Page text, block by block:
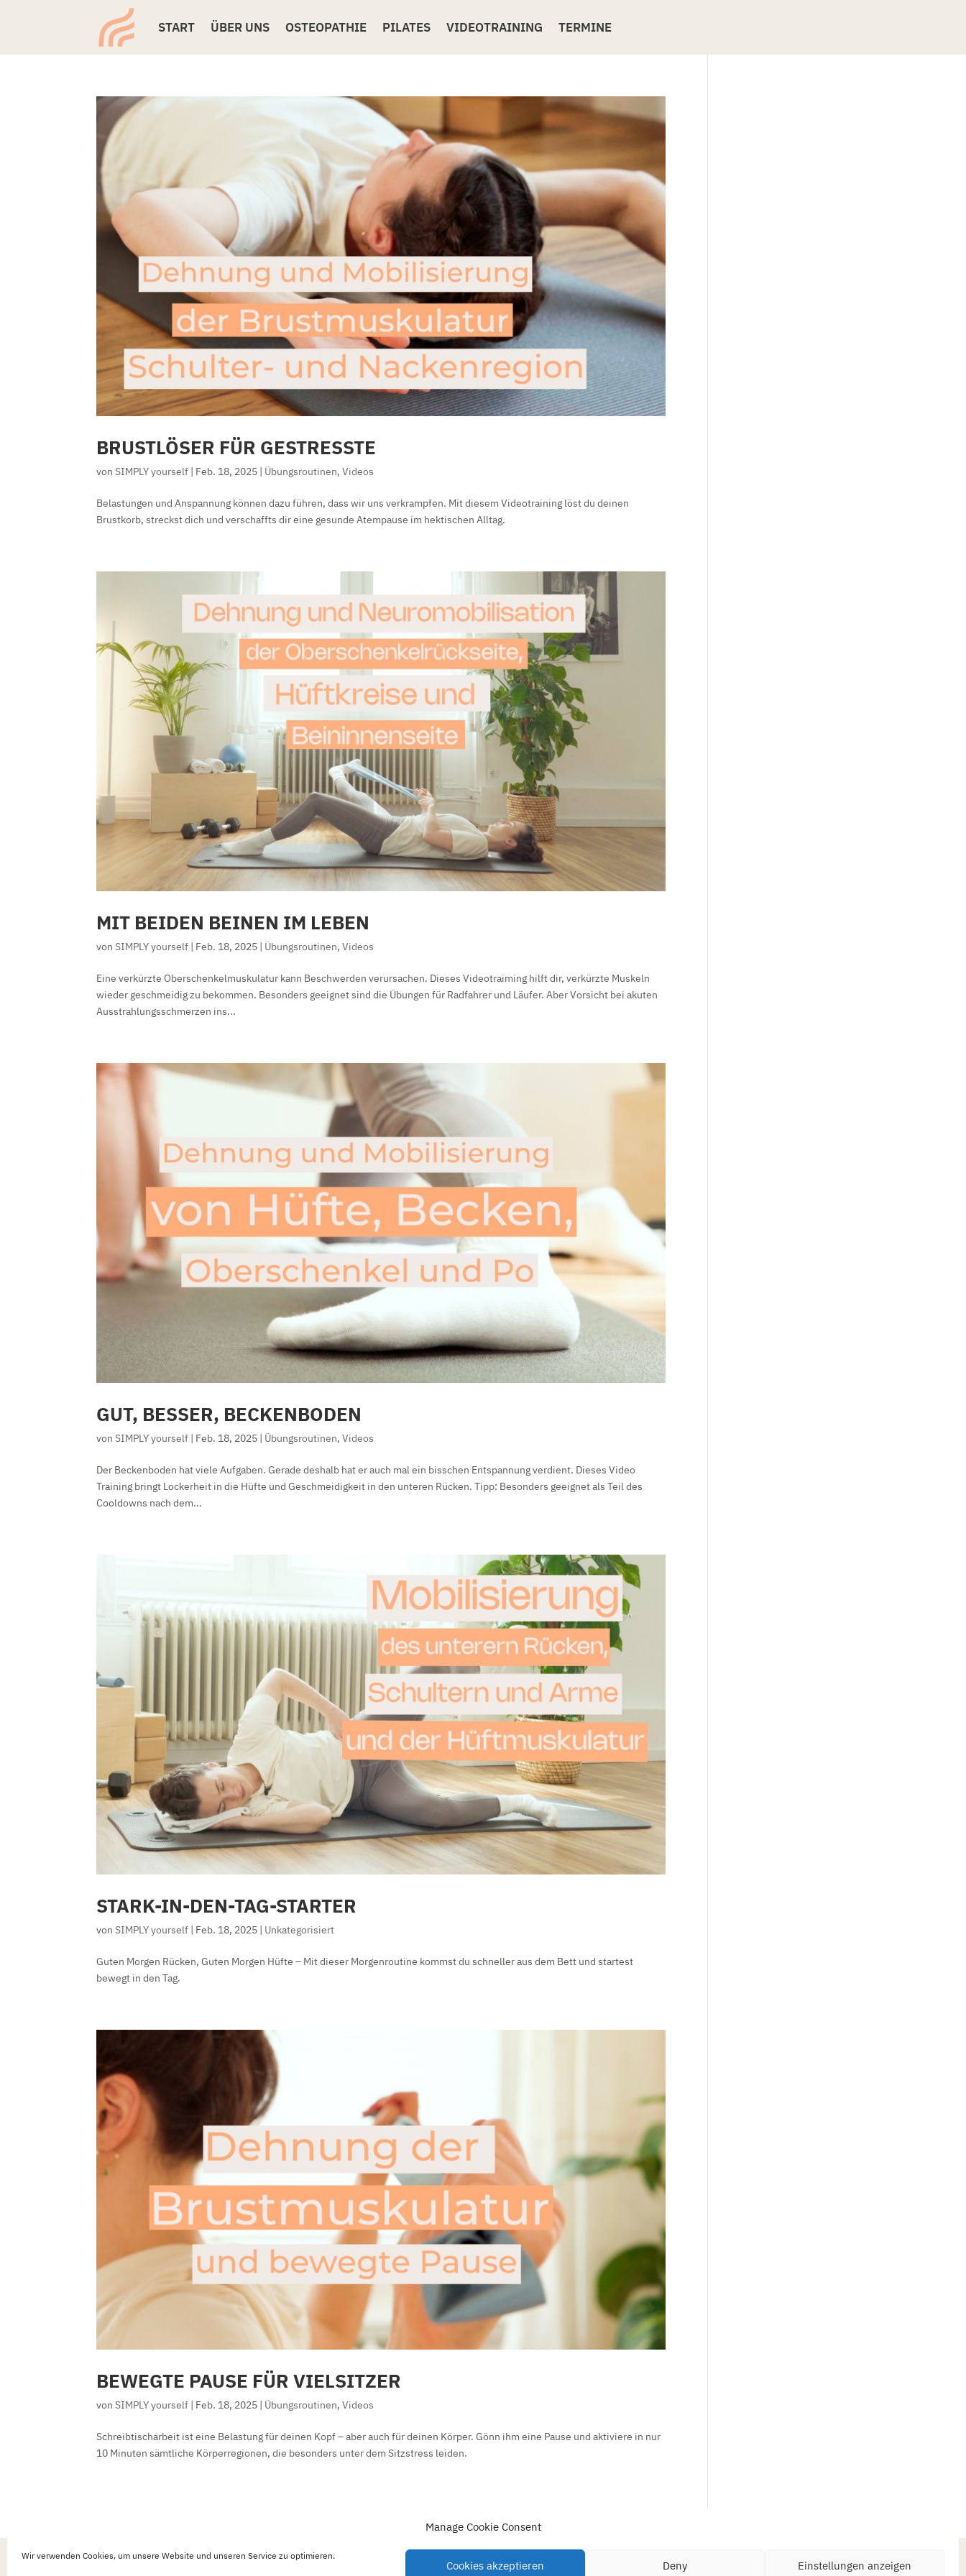
Manage Cookie Consent
Wir verwenden Cookies, um unsere Website und unseren Service zu optimieren.
Cookies akzeptieren Deny Einstellungen anzeigen
START ÜBER UNS OSTEOPATHIE PILATES VIDEOTRAINING TERMINE
BRUSTLÖSER FÜR GESTRESSTE
vonSIMPLY yourself | Feb. 18, 2025 | Übungsroutinen,Videos
Belastungen und Anspannung können dazu führen, dass wir uns verkrampfen. Mit diesem Videotraining löst du deinen
Brustkorb, streckst dich und verschaffts dir eine gesunde Atempause im hektischen Alltag.
MIT BEIDEN BEINEN IM LEBEN
vonSIMPLY yourself | Feb. 18, 2025 | Übungsroutinen,Videos
Eine verkürzte Oberschenkelmuskulatur kann Beschwerden verursachen. Dieses Videotraiming hilft dir, verkürzte Muskeln
wieder geschmeidig zu bekommen. Besonders geeignet sind die Übungen für Radfahrer und Läufer. Aber Vorsicht bei akuten
Ausstrahlungsschmerzen ins...
GUT, BESSER, BECKENBODEN
vonSIMPLY yourself | Feb. 18, 2025 | Übungsroutinen,Videos
Der Beckenboden hat viele Aufgaben. Gerade deshalb hat er auch mal ein bisschen Entspannung verdient. Dieses Video
Training bringt Lockerheit in die Hüfte und Geschmeidigkeit in den unteren Rücken. Tipp: Besonders geeignet als Teil des
Cooldowns nach dem...
STARK-IN-DEN-TAG-STARTER
vonSIMPLY yourself | Feb. 18, 2025 | Unkategorisiert
Guten Morgen Rücken, Guten Morgen Hüfte – Mit dieser Morgenroutine kommst du schneller aus dem Bett und startest
bewegt in den Tag.
BEWEGTE PAUSE FÜR VIELSITZER
vonSIMPLY yourself Feb. 18, 2025 Übungsroutinen,Videos
Schreibtischarbeit ist eine Belastung für deinen Kopf – aber auch für deinen Körper. Gönn ihm eine Pause und aktiviere in nur
10 Minuten sämtliche Körperregionen, die besonders unter dem Sitzstress leiden.
Impressum AGB’s Datenschutzerklärung Patientenaufklärung Partner